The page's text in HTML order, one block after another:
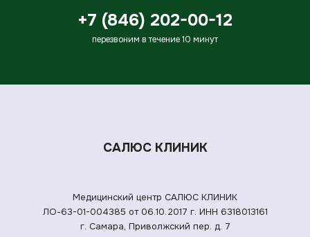
+7 (846) 202-00-12
перезвоним в течение 10 минут
САЛЮС КЛИНИК
Медицинский центр САЛЮС КЛИНИК
ЛО-63-01-004385 от 06.10.2017 г. ИНН 6318013161
г. Самара, Приволжский пер. д. 7